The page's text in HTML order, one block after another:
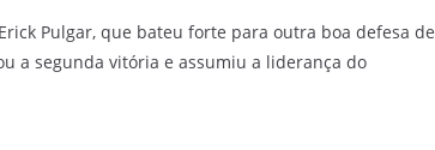
Pulgar, que bateu forte para outra boa defesa de
a segunda vitória e assumiu a liderança do